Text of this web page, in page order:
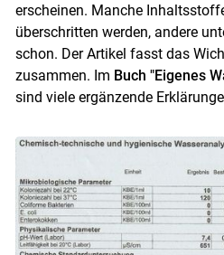
erscheinen. Manche
überschritten werden, andere
schon. Der Artikel fasst das
zusammen. Im Buch "Eigenes
sind viele ergänzende